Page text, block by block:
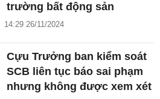
trường bất động sản
14:29 26/11/2024
Cựu Trưởng ban kiểm soát
SCB liên tục báo sai phạm
nhưng không được xem xét